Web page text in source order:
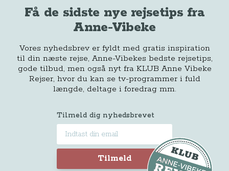
Få de sidste nye rejsetips fra
Anne-Vibeke
Vores nyhedsbrev er fyldt med gratis inspiration
til din næste rejse, Anne-Vibekes bedste rejsetips,
gode tilbud, men også nyt fra KLUB Anne Vibeke
Rejser, hvor du kan se tv-programmer i fuld
længde, deltage i foredrag mm.
Tilmeld dig nyhedsbrevet
Tilmeld